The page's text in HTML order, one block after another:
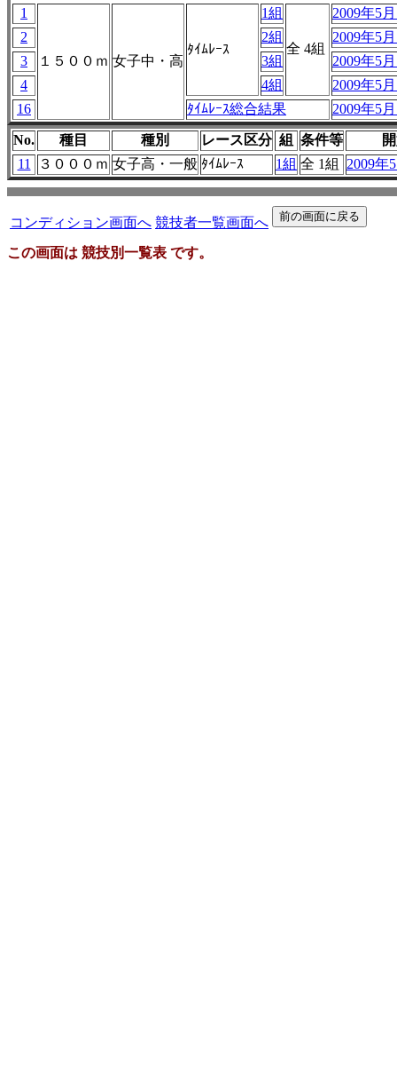
1
１５００ｍ 女子中・高
ﾀｲﾑﾚｰｽ
1組
全 4組
2009年5
2
2組
2009年5
3
3組
2009年5
4
4組
2009年5
16
ﾀｲﾑﾚｰｽ総合結果 2009年5
No. 種目 種別 レース区分 組 条件等
11
３０００ｍ 女子高・一般 ﾀｲﾑﾚｰｽ 1組 全 1組 2009年
コンディション画面へ 競技者一覧画面へ
この画面は 競技別一覧表 です。